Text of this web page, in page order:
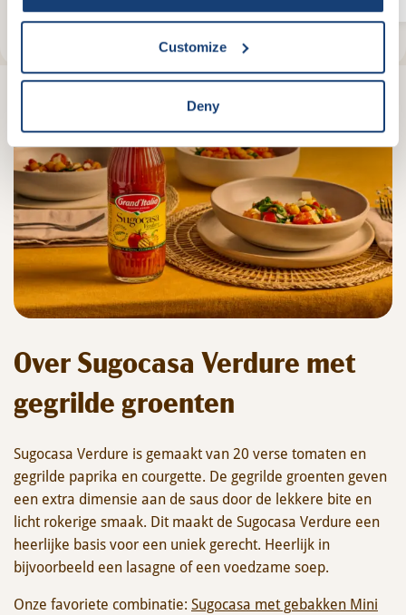
Customize
Deny
Over Sugocasa Verdure met
gegrilde groenten
Sugocasa Verdure is gemaakt van 20 verse tomaten en
gegrilde paprika en courgette. De gegrilde groenten geven
een extra dimensie aan de saus door de lekkere bite en
licht rokerige smaak. Dit maakt de Sugocasa Verdure een
heerlijke basis voor een uniek gerecht. Heerlijk in
bijvoorbeeld een lasagne of een voedzame soep.
Onze favoriete combinatie: Sugocasa met gebakken Mini